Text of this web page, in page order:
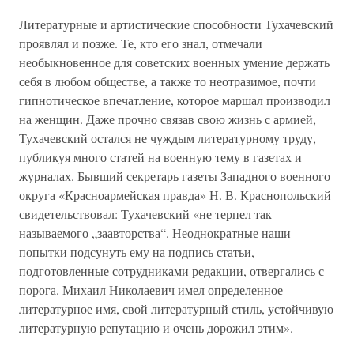
Литературные и артистические способности Тухачевский
проявлял и позже. Те, кто его знал, отмечали
необыкновенное для советских военных умение держать
себя в любом обществе, а также то неотразимое, почти
гипнотическое впечатление, которое маршал производил
на женщин. Даже прочно связав свою жизнь с армией,
Тухачевский остался не чуждым литературному труду,
публикуя много статей на военную тему в газетах и
журналах. Бывший секретарь газеты Западного военного
округа «Красноармейская правда» Н. В. Краснопольский
свидетельствовал: Тухачевский «не терпел так
называемого „заавторства“. Неоднократные наши
попытки подсунуть ему на подпись статьи,
подготовленные сотрудниками редакции, отвергались с
порога. Михаил Николаевич имел определенное
литературное имя, свой литературный стиль, устойчивую
литературную репутацию и очень дорожил этим».